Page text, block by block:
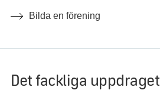
Bilda en förening
Det fackliga uppdraget